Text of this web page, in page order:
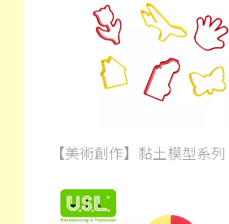
【美術創作】黏土模型系列